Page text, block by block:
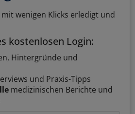
wenigen Klicks erledigt und
kostenlosen Login:
Hintergründe und
und Praxis-Tipps
medizinischen Berichte und